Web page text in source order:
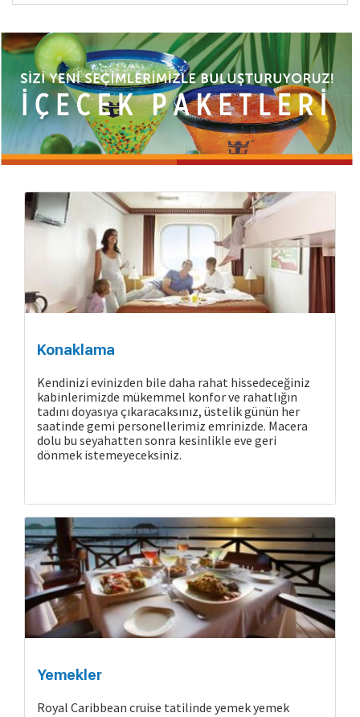
Konaklama
Kendinizi evinizden bile daha rahat hissedeceğiniz
kabinlerimizde mükemmel konfor ve rahatlığın
tadını doyasıya çıkaracaksınız, üstelik günün her
saatinde gemi personellerimiz emrinizde. Macera
dolu bu seyahatten sonra kesinlikle eve geri
dönmek istemeyeceksiniz.
Yemekler
Royal Caribbean cruise tatilinde yemek yemek